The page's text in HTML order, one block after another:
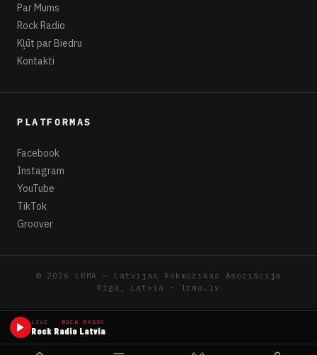
Par Mums
Rock Radio
Kļūt par Biedru
Kontakti
PLATFORMAS
Facebook
Instagram
YouTube
TikTok
Groover
© 2026 LRMA — Latvijas Rokmūzikas Asociācija
Rīga, Latvia · lrma.lv
LIVE · ROCK RADIO
Rock Radio Latvia